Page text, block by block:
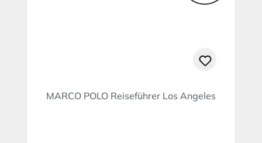
MARCO POLO Reiseführer Los Angeles